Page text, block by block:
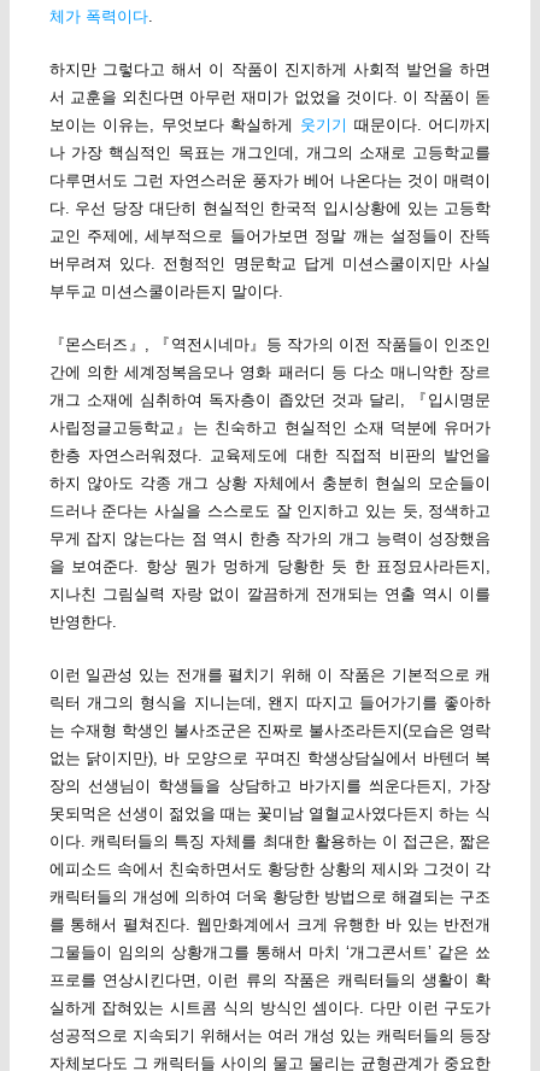
체가 폭력이다.
하지만 그렇다고 해서 이 작품이 진지하게 사회적 발언을 하면
서 교훈을 외친다면 아무런 재미가 없었을 것이다. 이 작품이 돋
보이는 이유는, 무엇보다 확실하게 웃기기 때문이다. 어디까지
나 가장 핵심적인 목표는 개그인데, 개그의 소재로 고등학교를
다루면서도 그런 자연스러운 풍자가 베어 나온다는 것이 매력이
다. 우선 당장 대단히 현실적인 한국적 입시상황에 있는 고등학
교인 주제에, 세부적으로 들어가보면 정말 깨는 설정들이 잔뜩
버무려져 있다. 전형적인 명문학교 답게 미션스쿨이지만 사실
부두교 미션스쿨이라든지 말이다.
『몬스터즈』, 『역전시네마』등 작가의 이전 작품들이 인조인
간에 의한 세계정복음모나 영화 패러디 등 다소 매니악한 장르
개그 소재에 심취하여 독자층이 좁았던 것과 달리, 『입시명문
사립정글고등학교』는 친숙하고 현실적인 소재 덕분에 유머가
한층 자연스러워졌다. 교육제도에 대한 직접적 비판의 발언을
하지 않아도 각종 개그 상황 자체에서 충분히 현실의 모순들이
드러나 준다는 사실을 스스로도 잘 인지하고 있는 듯, 정색하고
무게 잡지 않는다는 점 역시 한층 작가의 개그 능력이 성장했음
을 보여준다. 항상 뭔가 멍하게 당황한 듯 한 표정묘사라든지,
지나친 그림실력 자랑 없이 깔끔하게 전개되는 연출 역시 이를
반영한다.
이런 일관성 있는 전개를 펼치기 위해 이 작품은 기본적으로 캐
릭터 개그의 형식을 지니는데, 왠지 따지고 들어가기를 좋아하
는 수재형 학생인 불사조군은 진짜로 불사조라든지(모습은 영락
없는 닭이지만), 바 모양으로 꾸며진 학생상담실에서 바텐더 복
장의 선생님이 학생들을 상담하고 바가지를 씌운다든지, 가장
못되먹은 선생이 젊었을 때는 꽃미남 열혈교사였다든지 하는 식
이다. 캐릭터들의 특징 자체를 최대한 활용하는 이 접근은, 짧은
에피소드 속에서 친숙하면서도 황당한 상황의 제시와 그것이 각
캐릭터들의 개성에 의하여 더욱 황당한 방법으로 해결되는 구조
를 통해서 펼쳐진다. 웹만화계에서 크게 유행한 바 있는 반전개
그물들이 임의의 상황개그를 통해서 마치 ‘개그콘서트’ 같은 쑈
프로를 연상시킨다면, 이런 류의 작품은 캐릭터들의 생활이 확
실하게 잡혀있는 시트콤 식의 방식인 셈이다. 다만 이런 구도가
성공적으로 지속되기 위해서는 여러 개성 있는 캐릭터들의 등장
자체보다도 그 캐릭터들 사이의 물고 물리는 균형관계가 중요한